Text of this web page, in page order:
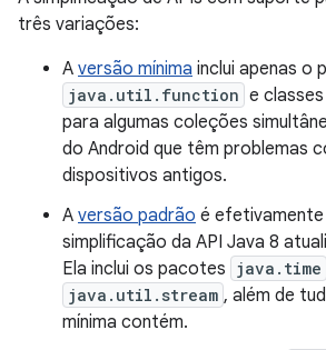
três variações:
A versão mínima inclui apenas o
java.util.function e
para algumas coleções
do Android que têm problemas
dispositivos antigos.
A versão padrão é efetivamente
simplificação da API Java 8
Ela inclui os pacotes java.time
java.util.stream , além de
mínima contém.